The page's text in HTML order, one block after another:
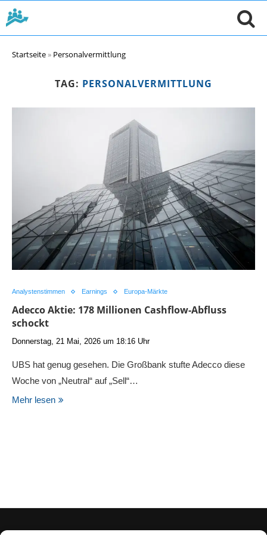
Startseite» Personalvermittlung
TAG: PERSONALVERMITTLUNG
Analystenstimmen Earnings Europa-Märkte
Adecco Aktie: 178 Millionen Cashflow-Abfluss
schockt
Donnerstag, 21 Mai, 2026 um 18:16 Uhr
UBS hat genug gesehen. Die Großbank stufte Adecco diese
Woche von „Neutral“ auf „Sell“…
Mehr lesen